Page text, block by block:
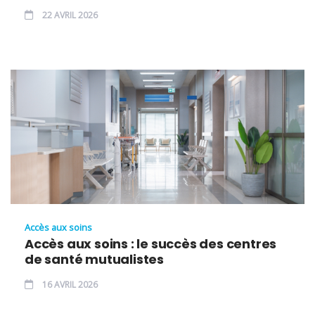
22 AVRIL 2026
Accès aux soins
Accès aux soins : le succès des centres
de santé mutualistes
16 AVRIL 2026